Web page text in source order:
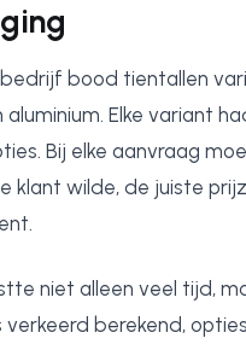
bood tientallen
Elke variant
Bij elke aanvraag
klant wilde, de juiste
niet alleen veel tijd,
verkeerd berekend,